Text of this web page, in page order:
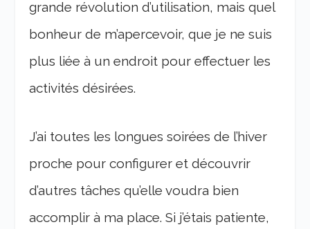
grande révolution d’utilisation, mais quel
bonheur de m’apercevoir, que je ne suis
plus liée à un endroit pour effectuer les
activités désirées.
J’ai toutes les longues soirées de l’hiver
proche pour configurer et découvrir
d’autres tâches qu’elle voudra bien
accomplir à ma place. Si j’étais patiente,